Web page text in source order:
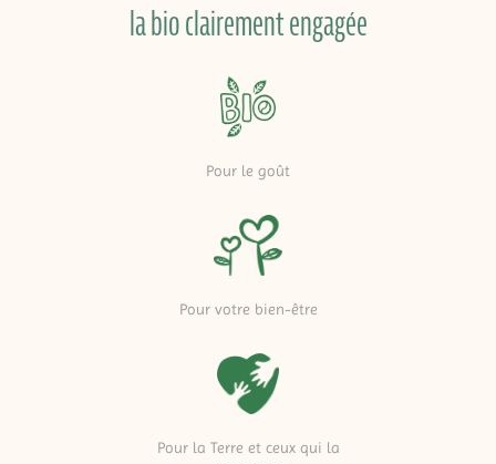
la bio clairement engagée
Pour le goût
Pour votre bien-être
Pour la Terre et ceux qui la